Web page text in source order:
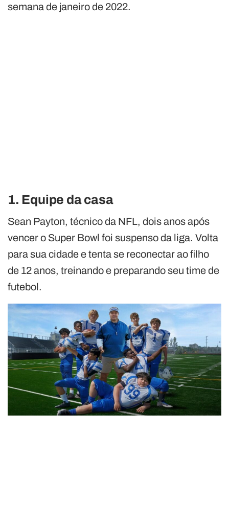
semana de janeiro de 2022.
1. Equipe da casa
Sean Payton, técnico da NFL, dois anos após
vencer o Super Bowl foi suspenso da liga. Volta
para sua cidade e tenta se reconectar ao filho
de 12 anos, treinando e preparando seu time de
futebol.